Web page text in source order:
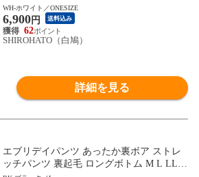
ール トップス ルームウェア RAVIJOUR
WH-ホワイト／ONESIZE
6,900円 送料込み
62
SHIROHATO（白鳩）
詳細を見る
エブリデイパンツ あったか裏ボア ストレ
ッチパンツ 裏起毛 ロングボトム M L LL 3